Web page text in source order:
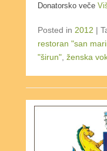
Donatorsko veče
Posted in 2012 |
restoran "san
"širun" ženska